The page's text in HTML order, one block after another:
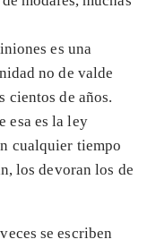
es una
no de valde
cientos de años.
esa es la ley
cualquier tiempo
los devoran los de
se escriben